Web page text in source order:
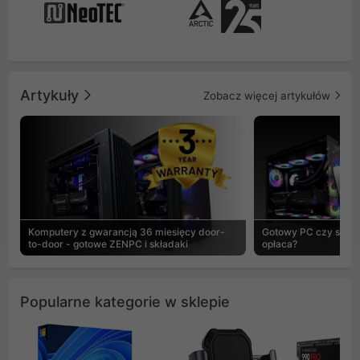
Artykuły Zobacz więcej artykułów
Komputery z gwarancją 36 miesięcy door-
to-door - gotowe ZENPC i składaki
Gotowy PC czy
opłaca?
Popularne kategorie w sklepie